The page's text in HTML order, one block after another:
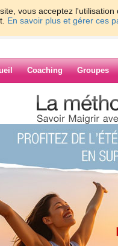
vous acceptez
En savoir plus et gérer ces
Coaching Groupes
> Helene2TrendyFood
de
du vin,
le 11/08/2008 à 08:37
Après le